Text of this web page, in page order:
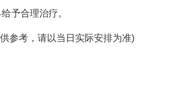
予合理治疗。
参考，请以当日实际安排为准)